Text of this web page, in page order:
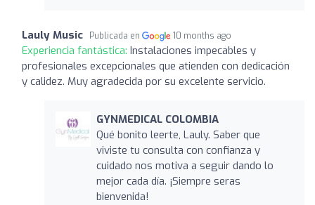
Lauly Music Publicada en 10 months ago
Experiencia fantástica: Instalaciones impecables y
profesionales excepcionales que atienden con dedicación
y calidez. Muy agradecida por su excelente servicio.
GYNMEDICAL COLOMBIA
Qué bonito leerte, Lauly. Saber que
viviste tu consulta con confianza y
cuidado nos motiva a seguir dando lo
mejor cada día. ¡Siempre seras
bienvenida!